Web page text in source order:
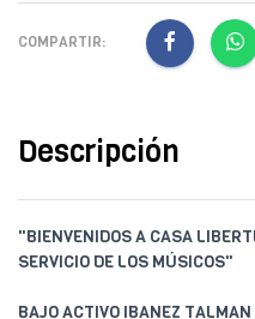
COMPARTIR:
Descripción
"BIENVENIDOS A CASA
SERVICIO DE LOS MÚSICOS"
BAJO ACTIVO IBANEZ